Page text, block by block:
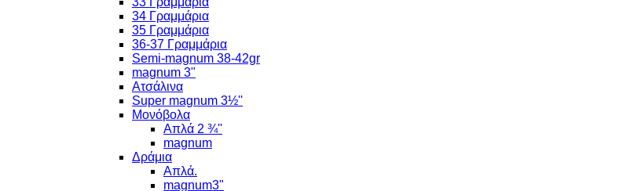
34 Γραμμάρια
35 Γραμμάρια
36-37 Γραμμάρια
Semi-magnum 38-42gr
magnum 3"
Ατσάλινα
Super magnum 3½''
Μονόβολα
Απλά 2 ¾''
magnum
Δράμια
Απλά.
magnum3"